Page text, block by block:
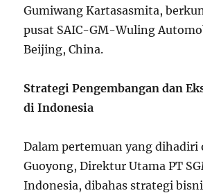
Gumiwang Kartasasmita,
pusat SAIC-GM-Wuling
Beijing, China.
Strategi Pengembangan dan
di Indonesia
Dalam pertemuan yang dihadiri
Guoyong, Direktur Utama PT
Indonesia, dibahas strategi